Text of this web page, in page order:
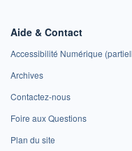
Aide & Contact
Accessibilité Numérique
Archives
Contactez-nous
Foire aux Questions
Plan du site